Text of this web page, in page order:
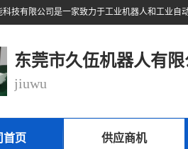
东莞市久伍机器人有限
jiuwu
首页 供应商机